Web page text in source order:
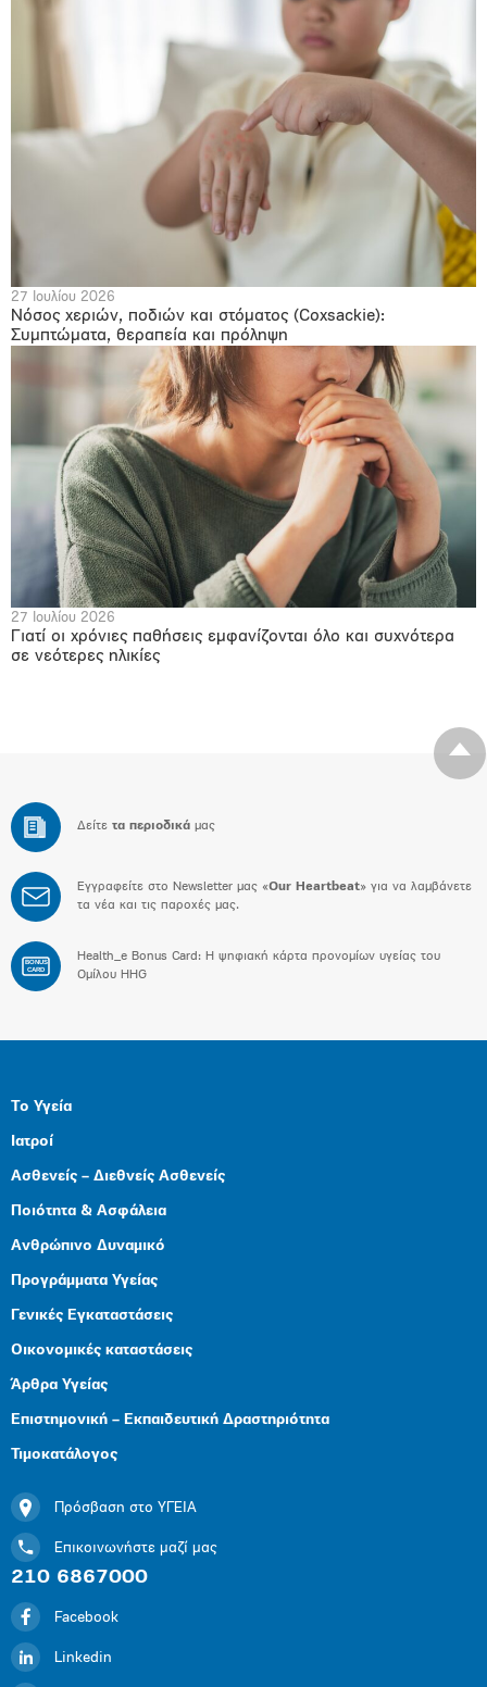
27 Ιουλίου 2026
Νόσος χεριών, ποδιών και στόματος (Coxsackie):
Συμπτώματα, θεραπεία και πρόληψη
27 Ιουλίου 2026
Γιατί οι χρόνιες παθήσεις εμφανίζονται όλο και συχνότερα
σε νεότερες ηλικίες
Δείτε τα περιοδικά μας
Εγγραφείτε στο Newsletter μας «Our Heartbeat» για να λαμβάνετε
τα νέα και τις παροχές μας.
BONUS
CARD
Health_e Bonus Card: H ψηφιακή κάρτα προνομίων υγείας του
Ομίλου HHG
Το Υγεία
Ιατροί
Ασθενείς – Διεθνείς Ασθενείς
Ποιότητα & Ασφάλεια
Ανθρώπινο Δυναμικό
Προγράμματα Υγείας
Γενικές Εγκαταστάσεις
Οικονομικές καταστάσεις
Άρθρα Υγείας
Επιστημονική – Εκπαιδευτική Δραστηριότητα
Τιμοκατάλογος
Πρόσβαση στο ΥΓΕΙΑ
Επικοινωνήστε μαζί μας
210 6867000
Facebook
Linkedin